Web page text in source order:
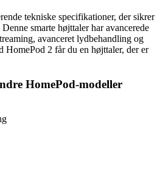
tekniske specifikationer, der sikrer
smarte højttaler har avancerede
avanceret lydbehandling og
HomePod 2 får du en højttaler, der er
HomePod-modeller